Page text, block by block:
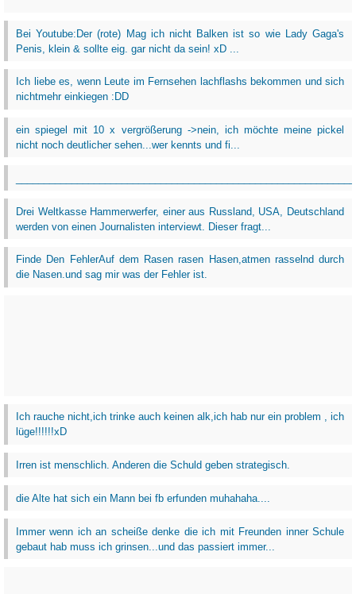
Bei Youtube:Der (rote) Mag ich nicht Balken ist so wie Lady Gaga's
Penis, klein & sollte eig. gar nicht da sein! xD ...
Ich liebe es, wenn Leute im Fernsehen lachflashs bekommen und sich
nichtmehr einkiegen :DD
ein spiegel mit 10 x vergrößerung ->nein, ich möchte meine pickel
nicht noch deutlicher sehen...wer kennts und fi...
Drei Weltkasse Hammerwerfer, einer aus Russland, USA, Deutschland
werden von einen Journalisten interviewt. Dieser fragt...
Finde Den FehlerAuf dem Rasen rasen Hasen,atmen rasselnd durch
die Nasen.und sag mir was der Fehler ist.
Ich rauche nicht,ich trinke auch keinen alk,ich hab nur ein problem , ich
lüge!!!!!!xD
Irren ist menschlich. Anderen die Schuld geben strategisch.
die Alte hat sich ein Mann bei fb erfunden muhahaha....
Immer wenn ich an scheiße denke die ich mit Freunden inner Schule
gebaut hab muss ich grinsen...und das passiert immer...